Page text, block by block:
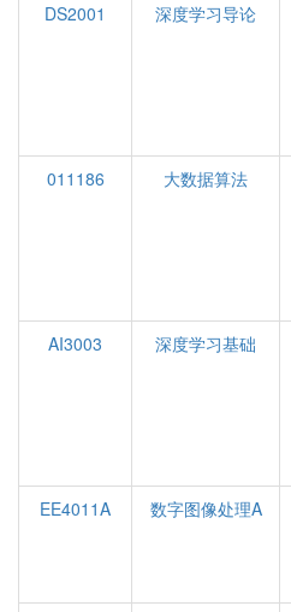
DS2001
深度学习导论
011186
大数据算法
AI3003
深度学习基础
EE4011A
数字图像处理A